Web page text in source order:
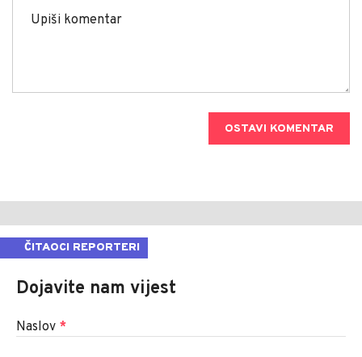
OSTAVI KOMENTAR
ČITAOCI REPORTERI
Dojavite nam vijest
Naslov *